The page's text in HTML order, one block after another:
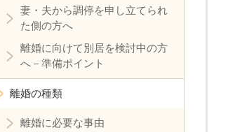
妻・夫から調停を申し立てられ
た側の方へ
離婚に向けて別居を検討中の方
へ－準備ポイント
離婚の種類
離婚に必要な事由